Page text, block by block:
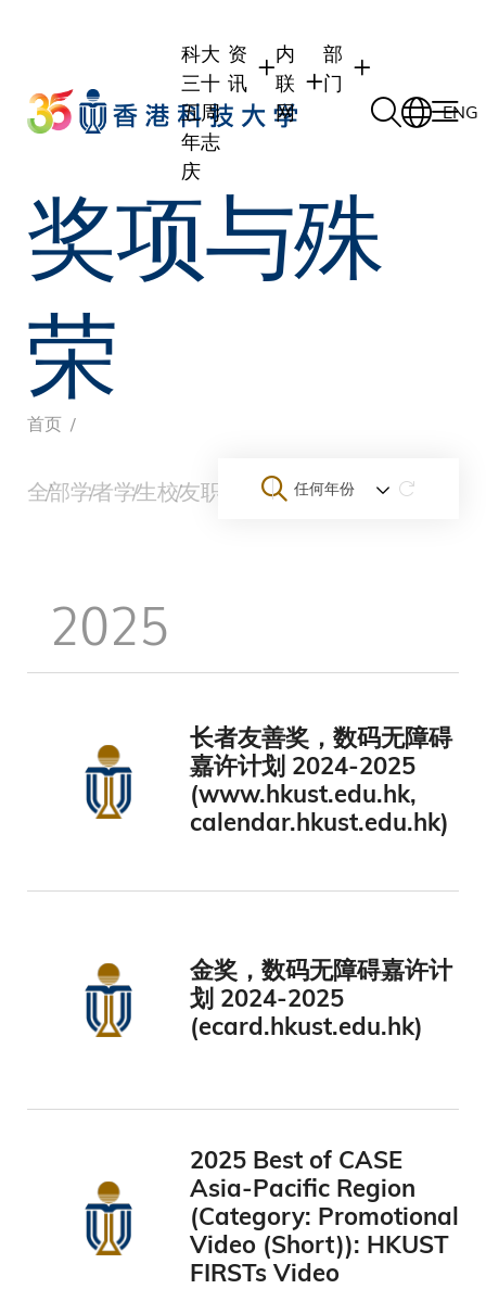
科大
三十
五周
年志
庆
资
讯
学生
职员
校友
内
联
网
学生内联网
职员行政内联网
校友内联网
部
门
学术部门
学术课程
行政部门
ENG
奖项与殊
荣
面
屑
首页
全部学者学生校友职员 团队与初创企业 大学
任何年份
2025
长者友善奖，数码无障碍
嘉许计划 2024-2025
(www.hkust.edu.hk,
calendar.hkust.edu.hk)
金奖，数码无障碍嘉许计
划 2024-2025
(ecard.hkust.edu.hk)
2025 Best of CASE
Asia-Pacific Region
(Category: Promotional
Video (Short)): HKUST
FIRSTs Video